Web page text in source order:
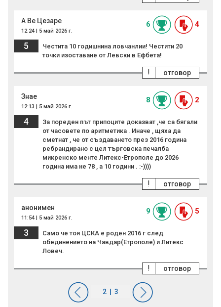
А Ве Цезаре
12:24 | 5 май 2026 г.
6 4
5
Честита 10 годишнина ловчанлии! Честити 20
точки изоставане от Левски в Ефбета!
отговор
!
Знае
12:13 | 5 май 2026 г.
8 2
4
За пореден път припоците доказват ,че са бягали
от часовете по аритметика . Иначе , щяха да
сметнат , че от създаването през 2016 година
ребрандирано с цел търговска печалба
микренско менте Литекс-Етрополе до 2026
година има не 78 , а 10 години . :-))))
отговор
!
анонимен
11:54 | 5 май 2026 г.
9 5
3
Само че тоя ЦСКА е роден 2016 г след
обединението на Чавдар(Етрополе) и Литекс
Ловеч.
отговор
!